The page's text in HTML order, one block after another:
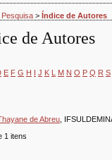
Pesquisa > Índice de Autores
de Autores
E F G H I J K L M N O P Q R S
de Abreu ,
1 itens